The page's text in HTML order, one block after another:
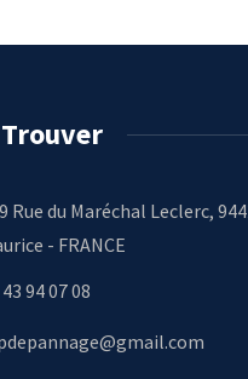
Rue du Maréchal Leclerc,
- FRANCE
94 07 08